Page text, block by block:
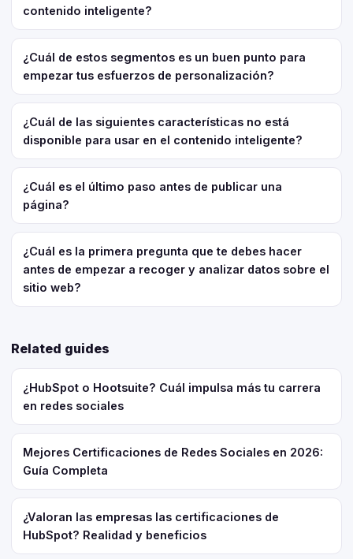
contenido inteligente?
¿Cuál de estos segmentos es un buen punto para
empezar tus esfuerzos de personalización?
¿Cuál de las siguientes características no está
disponible para usar en el contenido inteligente?
¿Cuál es el último paso antes de publicar una
página?
¿Cuál es la primera pregunta que te debes hacer
antes de empezar a recoger y analizar datos sobre el
sitio web?
Related guides
¿HubSpot o Hootsuite? Cuál impulsa más tu carrera
en redes sociales
Mejores Certificaciones de Redes Sociales en 2026:
Guía Completa
¿Valoran las empresas las certificaciones de
HubSpot? Realidad y beneficios